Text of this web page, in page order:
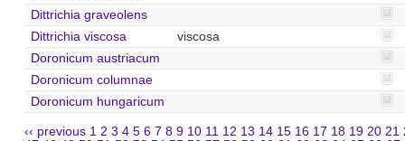
Dittrichia graveolens
Dittrichia viscosa
viscosa
Doronicum austriacum
Doronicum columnae
Doronicum hungaricum
‹‹ previous 1 2 3 4 5 6 7 8 9 10 11 12 13 14 15 16 17 18 19 20 21